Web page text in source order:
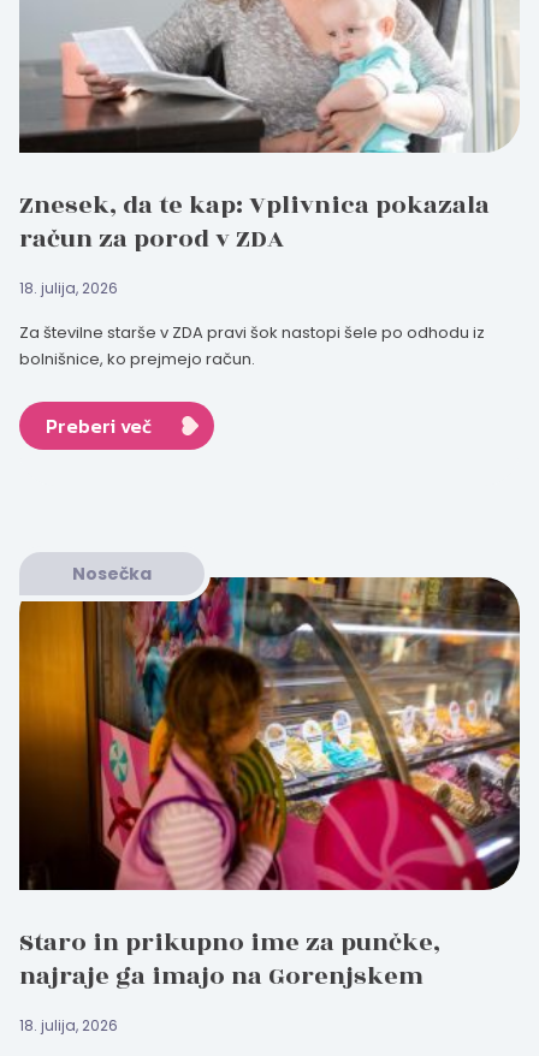
Znesek, da te kap: Vplivnica pokazala
račun za porod v ZDA
18. julija, 2026
Za številne starše v ZDA pravi šok nastopi šele po odhodu iz
bolnišnice, ko prejmejo račun.
Preberi več
Nosečka
Staro in prikupno ime za punčke,
najraje ga imajo na Gorenjskem
18. julija, 2026